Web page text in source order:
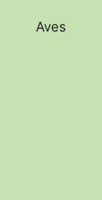
Aves